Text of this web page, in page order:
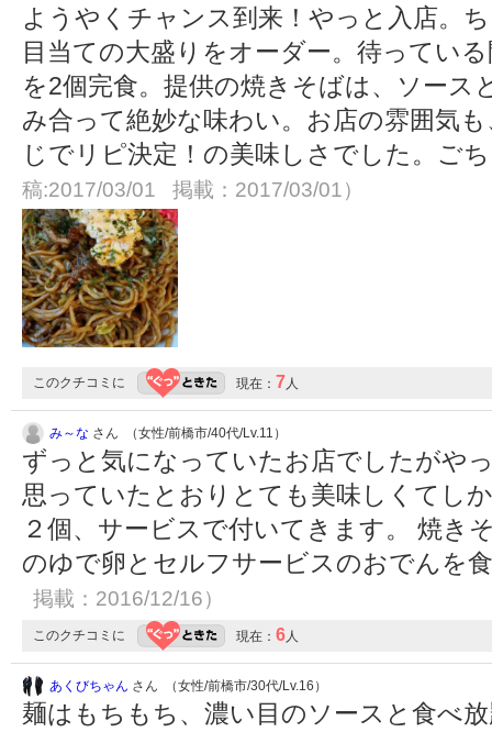
ようやくチャンス到来！やっと入店。
目当ての大盛りをオーダー。待ってい
を2個完食。提供の焼きそばは、ソース
み合って絶妙な味わい。お店の雰囲気
じでリピ決定！の美味しさでした。ご
稿:2017/03/01 掲載：2017/03/01）
このクチコミに 現在： 7人
み～な さん （女性/前橋市/40代/Lv.11）
ずっと気になっていたお店でしたがや
思っていたとおりとても美味しくてし
２個、サービスで付いてきます。 焼き
のゆで卵とセルフサービスのおでんを
掲載：2016/12/16）
このクチコミに 現在： 6人
あくびちゃん さん （女性/前橋市/30代/Lv.16）
麺はもちもち、濃い目のソースと食べ